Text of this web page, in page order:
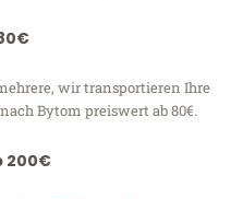
wir transportieren Ihre
nach Bytom preiswert ab 80€.
200€